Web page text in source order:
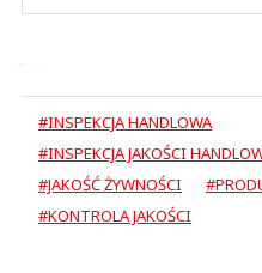
#INSPEKCJA HANDLOWA
#INSPEKCJA JAKOŚCI
#JAKOŚĆ ŻYWNOŚCI
#KONTROLA JAKOŚCI